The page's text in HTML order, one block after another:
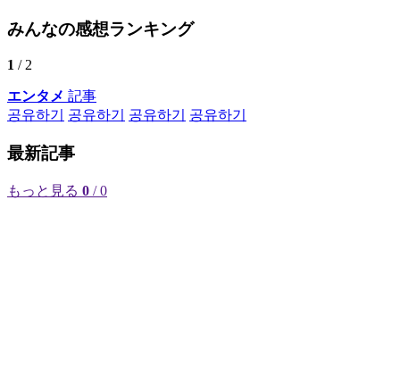
みんなの感想ランキング
1 / 2
エンタメ 記事
공유하기
공유하기 공유하기 공유하기
最新記事
もっと見る 0 / 0